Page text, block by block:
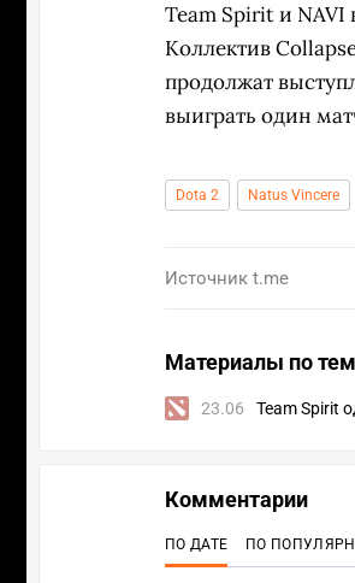
Team Spirit и NAVI
Коллектив
продолжат
выиграть один
Dota 2 Natus Vincere
Источник t.me
Материалы по
23.06 Team Spirit
Комментарии
ПО ДАТЕ ПО